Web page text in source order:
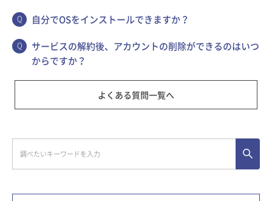
自分でOSをインストールできますか？
サービスの解約後、アカウントの削除ができるのはいつ
からですか？
よくある質問一覧へ